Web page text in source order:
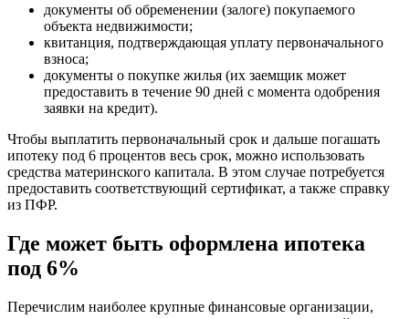
документы об обременении (залоге) покупаемого
объекта недвижимости;
квитанция, подтверждающая уплату первоначального
взноса;
документы о покупке жилья (их заемщик может
предоставить в течение 90 дней с момента одобрения
заявки на кредит).
Чтобы выплатить первоначальный срок и дальше погашать
ипотеку под 6 процентов весь срок, можно использовать
средства материнского капитала. В этом случае потребуется
предоставить соответствующий сертификат, а также справку
из ПФР.
Где может быть оформлена ипотека
под 6%
Перечислим наиболее крупные финансовые организации,